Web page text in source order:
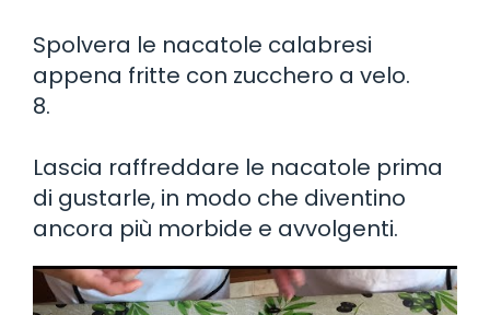
Spolvera le nacatole calabresi
appena fritte con zucchero a velo.
8.
Lascia raffreddare le nacatole prima
di gustarle, in modo che diventino
ancora più morbide e avvolgenti.